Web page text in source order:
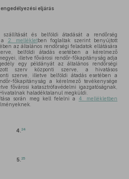
engedélyezési eljárás
és belföldi átadását a rendőrség
a
2. mellékletben foglaltak szerint benyújtott
az általános rendőrségi feladatok ellátására
belföldi átadás esetében a kérelmező
illetve fővárosi rendőr-főkapitányság adja
egy példányát az általános rendőrségi
szerv központi szerve, a hivatásos
szerve, illetve belföldi átadás esetében a
főkapitányság a kérelmező tevékenysége
fővárosi katasztrófavédelmi igazgatóságnak,
haladéktalanul megküldi.
során meg kell felelni a 4. mellékletben
4. 24
5. 25